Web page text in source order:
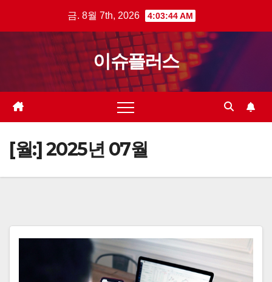
금. 8월 7th, 2026 4:03:45 AM
이슈플러스
[월:]2025년 07월